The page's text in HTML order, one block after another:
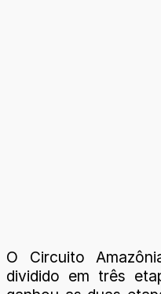
O Circuito
dividido em três